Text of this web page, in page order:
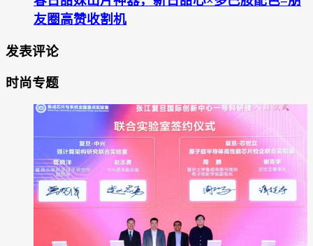
友圈高赞收割机
发表评论
时尚专题